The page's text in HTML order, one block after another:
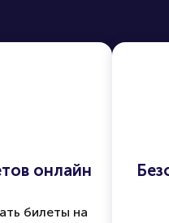
онлайн
билеты на